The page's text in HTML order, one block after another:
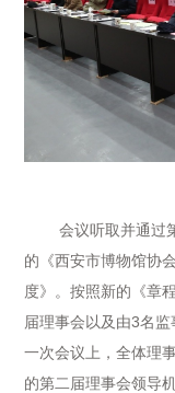
会议听取并通过第
的《西安市博物馆协
度》。按照新的《章
届理事会以及由3名
一次会议上，全体理
的第二届理事会领导